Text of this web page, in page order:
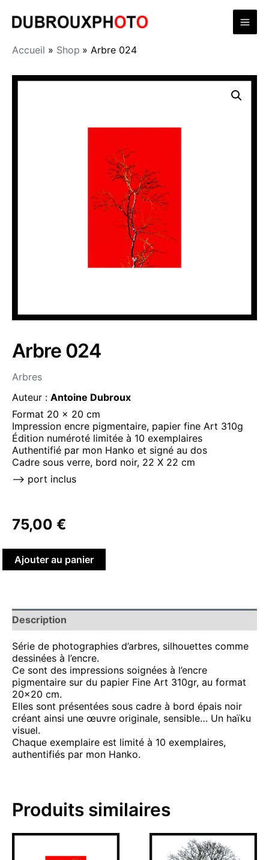
contenu
Main
Accueil Shop Arbre 024
Arbre 024
Arbres
Auteur : Antoine Dubroux
Format 20 x 20 cm
Impression encre pigmentaire, papier fine Art 310g
Édition numéroté limitée à 10 exemplaires
Authentifié par mon Hanko et signé au dos
Cadre sous verre, bord noir, 22 X 22 cm
–> port inclus
75,00 €
quantité
Ajouter au panier
Description
Série de photographies d’arbres, silhouettes comme
dessinées à l’encre.
Ce sont des impressions soignées à l’encre
pigmentaire sur du papier Fine Art 310gr, au format
20×20 cm.
Elles sont présentées sous cadre à bord épais noir
créant ainsi une œuvre originale, sensible… Un haïku
visuel.
Chaque exemplaire est limité à 10 exemplaires,
authentifiés par mon Hanko.
Produits similaires